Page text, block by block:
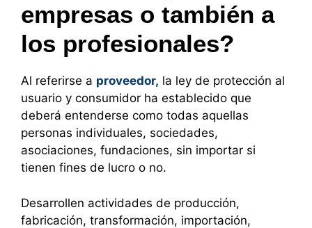
empresas o también a
los profesionales?
Al referirse a proveedor, la ley de protección al
usuario y consumidor ha establecido que
deberá entenderse como todas aquellas
personas individuales, sociedades,
asociaciones, fundaciones, sin importar si
tienen fines de lucro o no.
Desarrollen actividades de producción,
fabricación, transformación, importación,